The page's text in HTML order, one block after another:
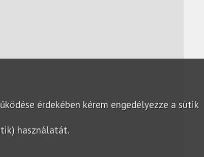
érdekében kérem engedélyezze a sütik
használatát.